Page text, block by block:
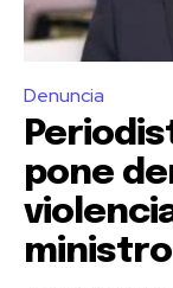
Denuncia
pone